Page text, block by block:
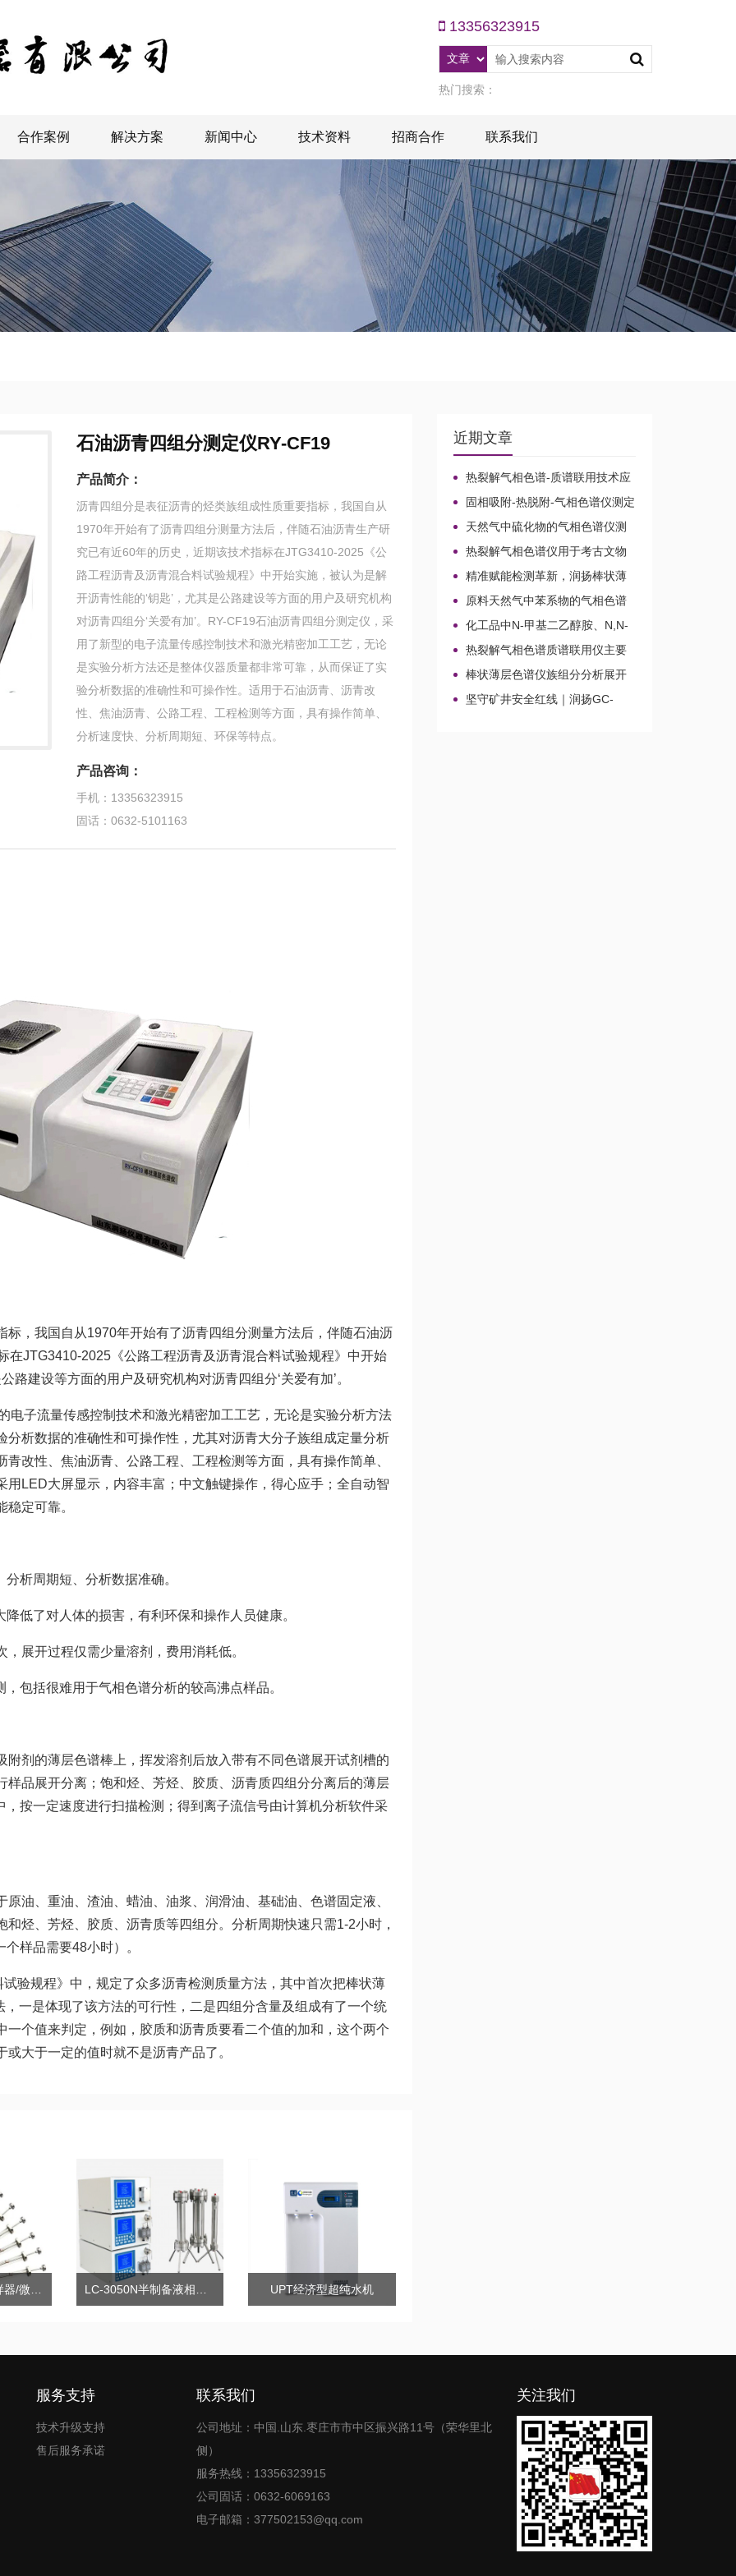
13356323915
热门搜索：
合作案例 解决方案 新闻中心 技术资料 招商合作 联系我们
石油沥青四组分测定仪RY-CF19
产品简介：
沥青四组分是表征沥青的烃类族组成性质重要指标，我国自从
1970年开始有了沥青四组分测量方法后，伴随石油沥青生产研
究已有近60年的历史，近期该技术指标在JTG3410-2025《公
路工程沥青及沥青混合料试验规程》中开始实施，被认为是解
开沥青性能的‘钥匙’，尤其是公路建设等方面的用户及研究机构
对沥青四组分‘关爱有加’。RY-CF19石油沥青四组分测定仪，采
用了新型的电子流量传感控制技术和激光精密加工工艺，无论
是实验分析方法还是整体仪器质量都非常可靠，从而保证了实
验分析数据的准确性和可操作性。适用于石油沥青、沥青改
性、焦油沥青、公路工程、工程检测等方面，具有操作简单、
分析速度快、分析周期短、环保等特点。
产品咨询：
手机：13356323915
固话：0632-5101163
，我国自从1970年开始有了沥青四组分测量方法后，伴随石油沥
在JTG3410-2025《公路工程沥青及沥青混合料试验规程》中开始
路建设等方面的用户及研究机构对沥青四组分‘关爱有加’。
电子流量传感控制技术和激光精密加工工艺，无论是实验分析方法
析数据的准确性和可操作性，尤其对沥青大分子族组成定量分析
改性、焦油沥青、公路工程、工程检测等方面，具有操作简单、
LED大屏显示，内容丰富；中文触键操作，得心应手；全自动智
定可靠。
析周期短、分析数据准确。
低了对人体的损害，有利环保和操作人员健康。
展开过程仅需少量溶剂，费用消耗低。
包括很难用于气相色谱分析的较高沸点样品。
剂的薄层色谱棒上，挥发溶剂后放入带有不同色谱展开试剂槽的
品展开分离；饱和烃、芳烃、胶质、沥青质四组分分离后的薄层
按一定速度进行扫描检测；得到离子流信号由计算机分析软件采
油、重油、渣油、蜡油、油浆、润滑油、基础油、色谱固定液、
烃、芳烃、胶质、沥青质等四组分。分析周期快速只需1-2小时，
样品需要48小时）。
验规程》中，规定了众多沥青检测质量方法，其中首次把棒状薄
一是体现了该方法的可行性，二是四组分含量及组成有了一个统
个值来判定，例如，胶质和沥青质要看二个值的加和，这个两个
大于一定的值时就不是沥青产品了。
棒状薄层色谱点样器/微型点样器/微量进样针 LC-3050N半制备液相色谱仪 UPT经济型超纯水机
近期文章
热裂解气相色谱-质谱联用技术应
用于贝叶经木质纤维素的微生物降
解机理
固相吸附-热脱附-气相色谱仪测定
无组织排放空气中15种乙酸酯类化
合物的含量
天然气中硫化物的气相色谱仪测
定方法比较及分析方法新技术
热裂解气相色谱仪用于考古文物
鉴定和古建筑材料分析
精准赋能检测革新，润扬棒状薄
层色谱仪铸就国产分析新标杆
原料天然气中苯系物的气相色谱
仪分析路线
化工品中N-甲基二乙醇胺、N,N-
二甲基乙醇胺、N-乙基二乙醇胺和
三乙醇胺的气相色谱仪测定
热裂解气相色谱质谱联用仪主要
应用领域
棒状薄层色谱仪族组分分析展开
剂的选择
坚守矿井安全红线｜润扬GC-
服务支持
技术升级支持
售后服务承诺
联系我们
公司地址：中国.山东.枣庄市市中区振兴路11号（荣华里北
侧）
服务热线：13356323915
公司固话：0632-6069163
电子邮箱：377502153@qq.com
关注我们